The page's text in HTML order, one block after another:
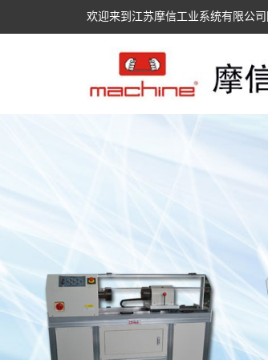
欢迎来到江苏摩信工业系统有限公司